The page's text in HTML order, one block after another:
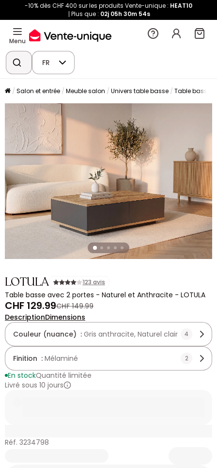
-10% dès CHF 400 sur les produits Vente-unique : HEAT10
Plus que : 02j 05h 30m 53s
Menu
FR
Salon et entrée Meuble salon Univers table basse Table basse
LOTULA 123 avis
Table basse avec 2 portes - Naturel et Anthracite - LOTULA
CHF 129.99CHF 149.99
DescriptionDimensions
Couleur (nuance) : Gris anthracite, Naturel clair 4
Finition : Mélaminé 2
En stockQuantité limitée
Livré sous 10 jours
Réf. 3234798